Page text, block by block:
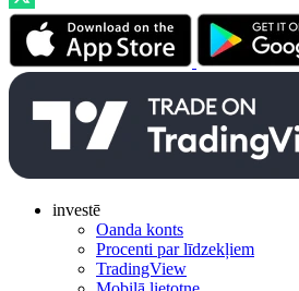
investē
Oanda konts
Procenti par līdzekļiem
TradingView